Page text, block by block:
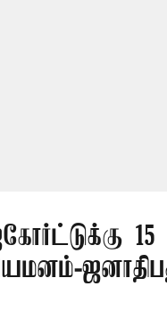
15